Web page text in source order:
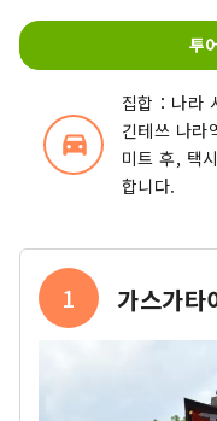
투
directions_car_filled
집합：나라
긴테쓰 나라
미트 후, 택
합니다.
1 가스가타